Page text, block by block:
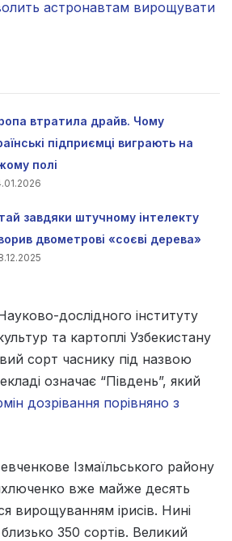
астронавтам вирощувати
втратила драйв. Чому
підприємці виграють на
полі
завдяки штучному інтелекту
двометрові «соєві дерева»
дослідного інституту
та картоплі Узбекистану
сорт часнику під назвою
означає “Південь”, який
дозрівання порівняно з
Ізмаїльського району
вже майже десять
вирощуванням ірисів. Нині
350 сортів. Великий